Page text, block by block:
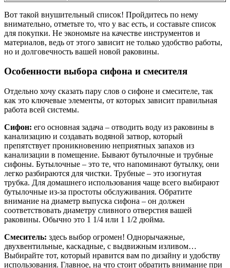
Вот такой внушительный список! Пройдитесь по нему
внимательно, отметьте то, что у вас есть, и составьте список
для покупки. Не экономьте на качестве инструментов и
материалов, ведь от этого зависит не только удобство работы,
но и долговечность вашей новой раковины.
Особенности выбора сифона и смесителя
Отдельно хочу сказать пару слов о сифоне и смесителе, так
как это ключевые элементы, от которых зависит правильная
работа всей системы.
Сифон: его основная задача – отводить воду из раковины в
канализацию и создавать водяной затвор, который
препятствует проникновению неприятных запахов из
канализации в помещение. Бывают бутылочные и трубные
сифоны. Бутылочные – это те, что напоминают бутылку, они
легко разбираются для чистки. Трубные – это изогнутая
трубка. Для домашнего использования чаще всего выбирают
бутылочные из-за простоты обслуживания. Обратите
внимание на диаметр выпуска сифона – он должен
соответствовать диаметру сливного отверстия вашей
раковины. Обычно это 1 1/4 или 1 1/2 дюйма.
Смеситель: здесь выбор огромен! Однорычажные,
двухвентильные, каскадные, с выдвижным изливом…
Выбирайте тот, который нравится вам по дизайну и удобству
использования. Главное, на что стоит обратить внимание при